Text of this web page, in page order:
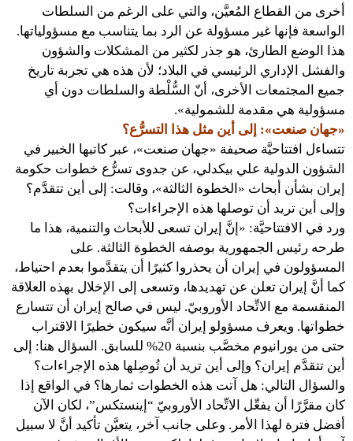
أخرى من القطاع المُعيَّن، والتي على الرغم من السلطات
الواسعة فإنها غير مسؤولة عن الرد بما يتناسب مع مسؤولياتها.
هذا الوضع الطارئ، هو جذر لكثير من المشكلات والشؤون
والفشل الإداري الرئيسي في البلاد؛ لأن هذه هي تجربة تاريخ
جميع المجتمعات الأخرى، أنّ السُّلْطة والسلطات دون أي
مسؤولية هي مقدمة للشمولية».
«جهان صنعت»: إلى أين مثل هذا التسرُّع؟
تتساءل افتتاحيَّة صحيفة «جهان صنعت»، عبر كاتبها الخبير في
الشؤون الدولية علي بيكدلي، عن جدوى تسرُّع خطوات حكومة
إيران بشأن أبحاث «الخطوة الثالثة»، وقالت: إلى أين تتقدَّم؟
وإلى أين تريد أن توصلها هذه الإجراءات؟
ورد في الافتتاحيَّة: «إنَّ إيران تسعى للأبحاث والتنمية، هذا ما
طرحه رئيس الجمهورية بوصفه الخطوة الثالثة. على
المسؤولون في إيران أن يحذروا كثيرًا أن يتقدَّموا بعدم احتياط،
كما أنَّ إيران تعلن عن تهديدها، وتسعى إلى الإخلال بهذه العلاقة
المنقسمة مع الاتِّحاد الأوروبيّ. ليس في صالح إيران أن تتسارع
خطواتها. ويعرف مسؤولو إيران أنَّه سيكون خطيرًا الاقتراب
حتى من يورانيوم مخصَّب بنسبة 20% للسابق. السؤال هنا: إلى
أين تتقدَّم إيران؟ وإلى أين تريد أن تُوصِلها هذه الإجراءات؟
والسؤال التالي: هل آتت هذه الخطوات ثمارها؟ في الواقع إذا
كان مقرَّرًا أن يفعِّل الاتِّحاد الأوروبيّ “إينستكس”، لكان الآن
أفضل فترة لهذا الأمر. وعلى جانب آخر، يتعيَّن تأكيد أنَّ لا سبيل